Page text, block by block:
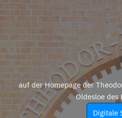
auf der Homepage der
Oldesloe des
Digitale